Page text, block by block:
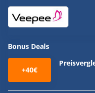
Bonus Deals
+40€